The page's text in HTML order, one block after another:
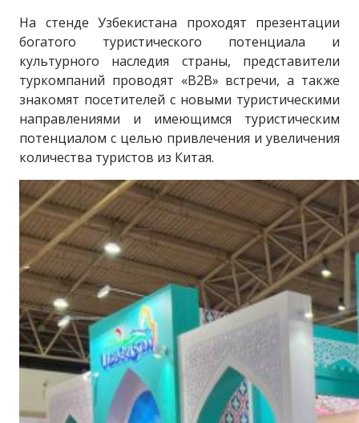
На стенде Узбекистана проходят презентации
богатого туристического потенциала и
культурного наследия страны, представители
туркомпаний проводят «B2B» встречи, а также
знакомят посетителей с новыми туристическими
направлениями и имеющимся туристическим
потенциалом с целью привлечения и увеличения
количества туристов из Китая.